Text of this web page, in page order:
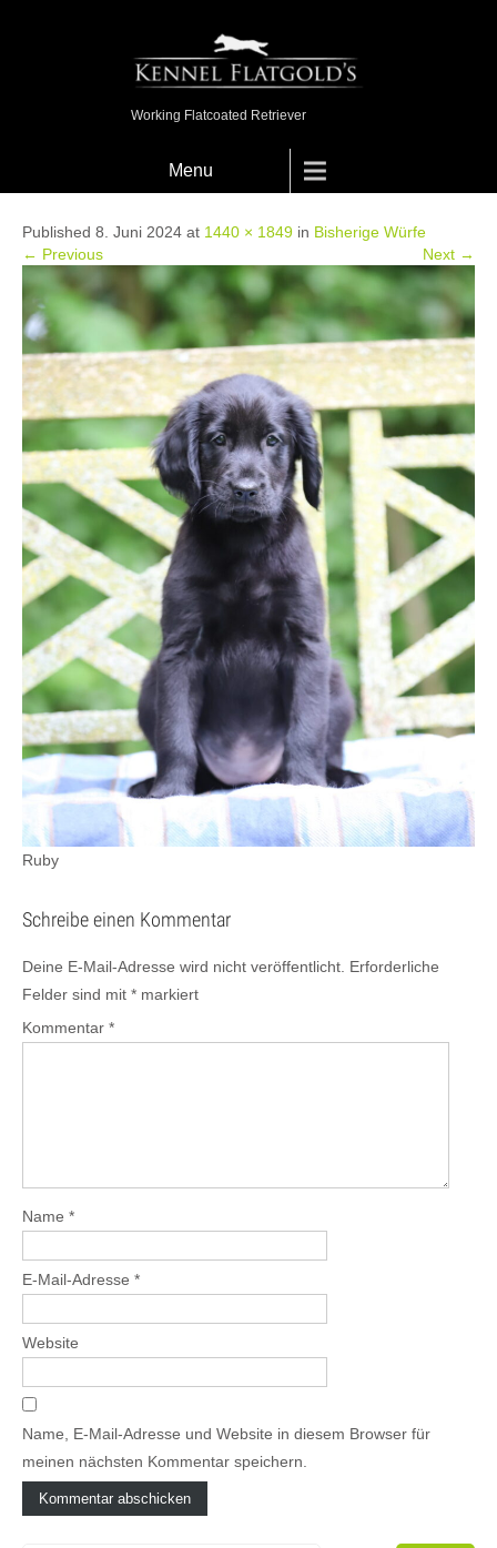
Working Flatcoated Retriever
Menu
Published 8. Juni 2024 at 1440 × 1849 in Bisherige Würfe
← Previous
Next →
Ruby
Schreibe einen Kommentar
Deine E-Mail-Adresse wird nicht veröffentlicht. Erforderliche
Felder sind mit * markiert
Kommentar *
Name *
E-Mail-Adresse *
Website
Name, E-Mail-Adresse und Website in diesem Browser für
meinen nächsten Kommentar speichern.